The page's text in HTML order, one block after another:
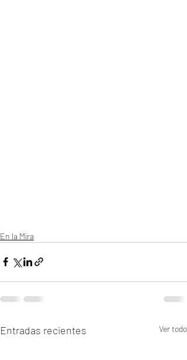
En la Mira
Entradas recientes Ver todo